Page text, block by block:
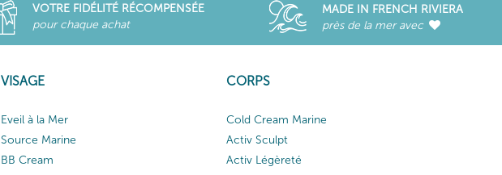
VOTRE FIDÉLITÉ RÉCOMPENSÉE
pour chaque achat
MADE IN FRENCH RIVIERA
près de la mer avec
VISAGE
Eveil à la Mer
Source Marine
BB Cream
CORPS
Cold Cream Marine
Activ Sculpt
Activ Légèreté